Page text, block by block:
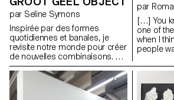
par Seline Symons
Inspirée par des formes
quotidiennes et banales, je
revisite notre monde pour créer
de nouvelles combinaisons. Un
jeu d'émerveillement enfantin.
Place au jeu, à l'imagination et à
l'interprétation personnelle.
par
[…] You
one of
when I
people
stuff, I
Jessica